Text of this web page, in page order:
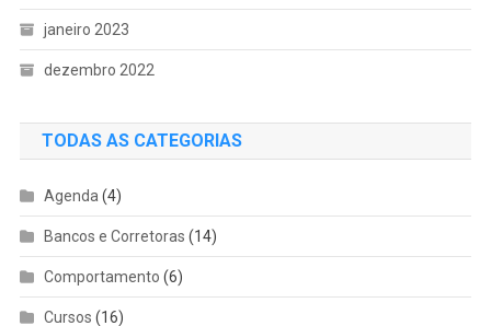
janeiro 2023
dezembro 2022
TODAS AS CATEGORIAS
Agenda (4)
Bancos e Corretoras (14)
Comportamento (6)
Cursos (16)